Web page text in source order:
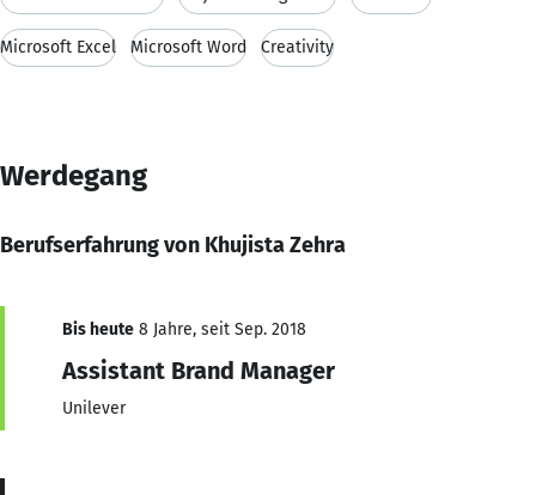
Microsoft Excel Microsoft Word Creativity
Werdegang
Berufserfahrung von Khujista Zehra
Bis heute 8 Jahre, seit Sep. 2018
Assistant Brand Manager
Unilever